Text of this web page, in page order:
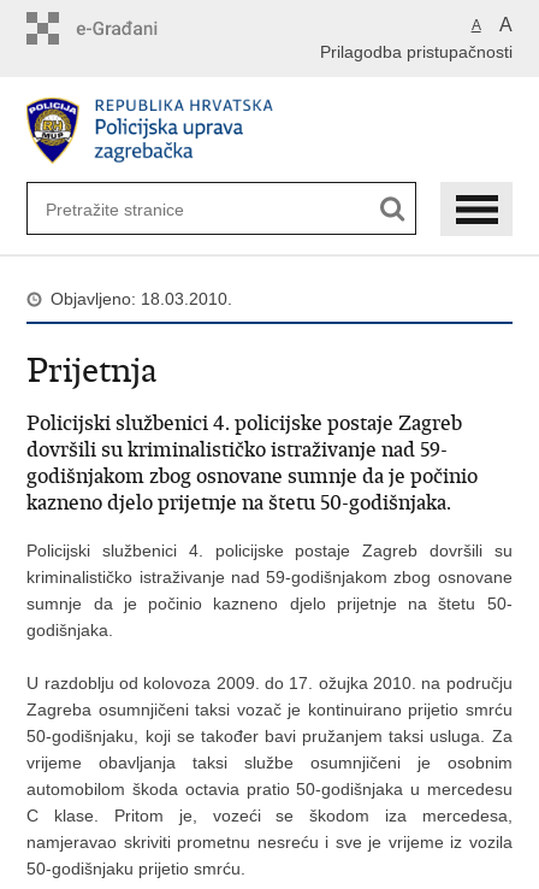
A A
Prilagodba pristupačnosti
Objavljeno: 18.03.2010.
Prijetnja
Policijski službenici 4. policijske postaje Zagreb
dovršili su kriminalističko istraživanje nad 59-
godišnjakom zbog osnovane sumnje da je počinio
kazneno djelo prijetnje na štetu 50-godišnjaka.
Policijski službenici 4. policijske postaje Zagreb dovršili su
kriminalističko istraživanje nad 59-godišnjakom zbog osnovane
sumnje da je počinio kazneno djelo prijetnje na štetu 50-
godišnjaka.
U razdoblju od kolovoza 2009. do 17. ožujka 2010. na području
Zagreba osumnjičeni taksi vozač je kontinuirano prijetio smrću
50-godišnjaku, koji se također bavi pružanjem taksi usluga. Za
vrijeme obavljanja taksi službe osumnjičeni je osobnim
automobilom škoda octavia pratio 50-godišnjaka u mercedesu
C klase. Pritom je, vozeći se škodom iza mercedesa,
namjeravao skriviti prometnu nesreću i sve je vrijeme iz vozila
50-godišnjaku prijetio smrću.